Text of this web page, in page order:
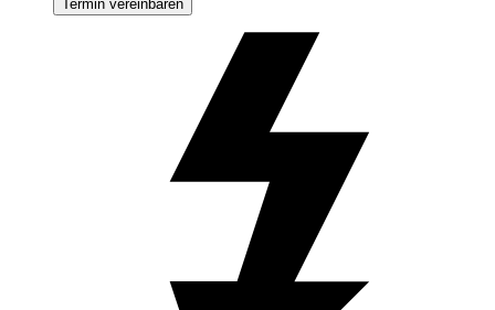
Termin vereinbaren